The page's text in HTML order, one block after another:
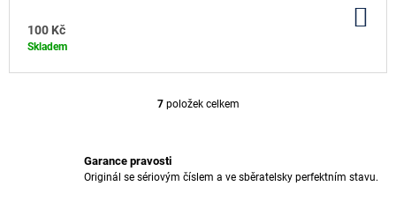
100 Kč
Skladem
O
D
7položek celkem
Garance pravosti
Originál se sériovým číslem a ve sběratelsky perfektním stavu.